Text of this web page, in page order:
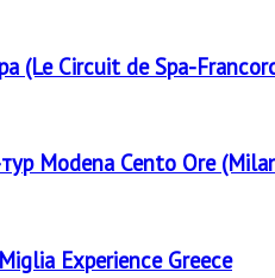
(Le Circuit de Spa-
Modena Cento Ore
Experience Greece